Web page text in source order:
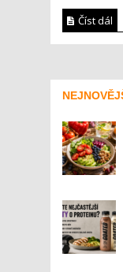
Číst dál